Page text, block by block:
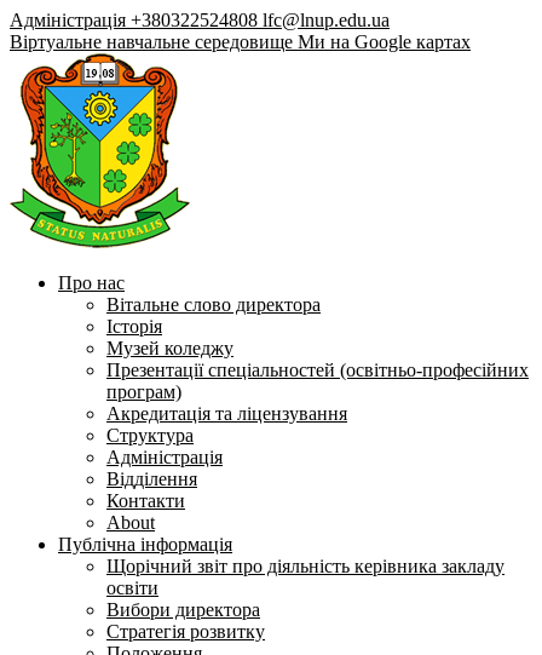
Адміністрація +380322524808 lfc@lnup.edu.ua
Віртуальне навчальне середовище Ми на Google картах
Про нас
Вітальне слово директора
Історія
Музей коледжу
Презентації спеціальностей (освітньо-професійних
програм)
Акредитація та ліцензування
Структура
Адміністрація
Відділення
Контакти
About
Публічна інформація
Щорічний звіт про діяльність керівника закладу
освіти
Вибори директора
Стратегія розвитку